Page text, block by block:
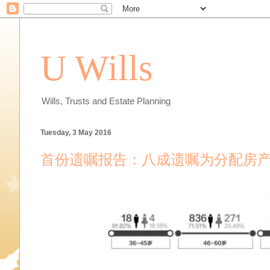
U Wills
Wills, Trusts and Estate Planning
Tuesday, 3 May 2016
首份遗嘱报告：八成遗嘱为分配房